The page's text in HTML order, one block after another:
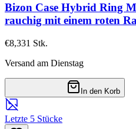
Bizon Case Hybrid Ring
rauchig mit einem roten
€8,331 Stk.
Versand am Dienstag
In den Korb
Letzte 5 Stücke